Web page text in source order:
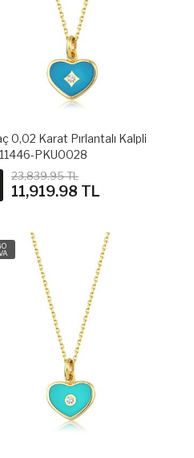
0,02 Karat Pırlantalı Kalpli
PKU0028
23,839.95 TL
11,919.98 TL